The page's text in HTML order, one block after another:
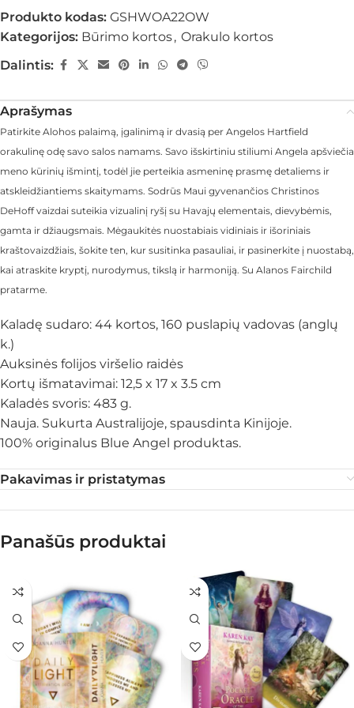
Produkto kodas: GSHWOA22OW
Kategorijos: Būrimo kortos, Orakulo kortos
Dalintis:
Aprašymas
Patirkite Alohos palaimą, įgalinimą ir dvasią per Angelos Hartfield
orakulinę odę savo salos namams. Savo išskirtiniu stiliumi Angela apšviečia
meno kūrinių išmintį, todėl jie perteikia asmeninę prasmę detaliems ir
atskleidžiantiems skaitymams. Sodrūs Maui gyvenančios Christinos
DeHoff vaizdai suteikia vizualinį ryšį su Havajų elementais, dievybėmis,
gamta ir džiaugsmais. Mėgaukitės nuostabiais vidiniais ir išoriniais
kraštovaizdžiais, šokite ten, kur susitinka pasauliai, ir pasinerkite į nuostabą,
kai atraskite kryptį, nurodymus, tikslą ir harmoniją. Su Alanos Fairchild
pratarme.
Kaladę sudaro: 44 kortos, 160 puslapių vadovas (anglų
k.)
Auksinės folijos viršelio raidės
Kortų išmatavimai: 12,5 x 17 x 3.5 cm
Kaladės svoris: 483 g.
Nauja. Sukurta Australijoje, spausdinta Kinijoje.
100% originalus Blue Angel produktas.
Pakavimas ir pristatymas
Panašūs produktai